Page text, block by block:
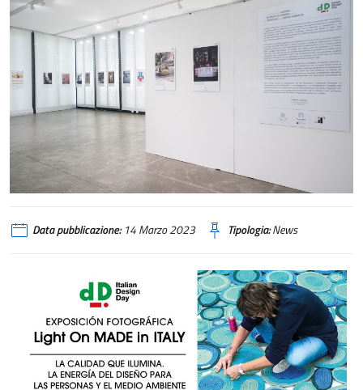
Data pubblicazione:14 Marzo 2023 Tipologia:News